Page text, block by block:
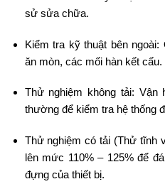
sử sửa chữa.
Kiểm tra kỹ thuật bên ngoài:
ăn mòn, các mối hàn kết cấu.
Thử nghiệm không tải: Vận
thường để kiểm tra hệ thống
Thử nghiệm có tải (Thử tĩnh
lên mức 110% – 125% để
đựng của thiết bị.